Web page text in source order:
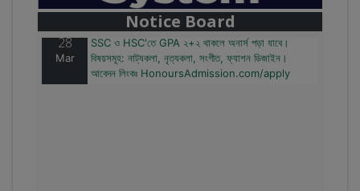
Notice Board
আবেদন লিংকঃ HonoursAdmission.com/apply
28
Mar
SSC ও HSC'তে GPA ২+২ থাকলে অনার্স পড়া যাবে।
বিষয়সমূহ: নাট্যকলা, নৃত্যকলা, সংগীত, ফ্যাশন ডিজাইন।
আবেদন লিংকঃ HonoursAdmission.com/apply